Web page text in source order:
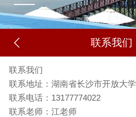
联系我们
联系我们
联系地址：湖南省长沙市开放大学
联系电话：13177774022
联系老师：江老师